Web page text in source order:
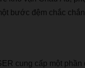
ột bước đệm chắc chắ
cung cấp một phần